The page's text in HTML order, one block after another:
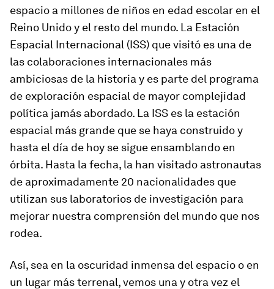
espacio a millones de niños en edad escolar en el
Reino Unido y el resto del mundo. La Estación
Espacial Internacional (ISS) que visitó es una de
las colaboraciones internacionales más
ambiciosas de la historia y es parte del programa
de exploración espacial de mayor complejidad
política jamás abordado. La ISS es la estación
espacial más grande que se haya construido y
hasta el día de hoy se sigue ensamblando en
órbita. Hasta la fecha, la han visitado astronautas
de aproximadamente 20 nacionalidades que
utilizan sus laboratorios de investigación para
mejorar nuestra comprensión del mundo que nos
rodea.
Así, sea en la oscuridad inmensa del espacio o en
un lugar más terrenal, vemos una y otra vez el